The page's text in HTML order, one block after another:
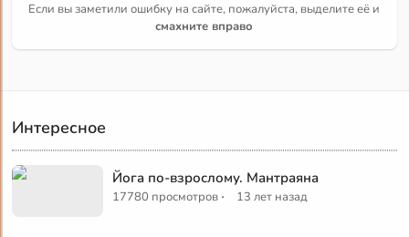
Если вы заметили ошибку на сайте, пожалуйста, выделите её и
смахните вправо
Интересное
Йога по-взрослому. Мантраяна
17780 просмотров · 13 лет назад